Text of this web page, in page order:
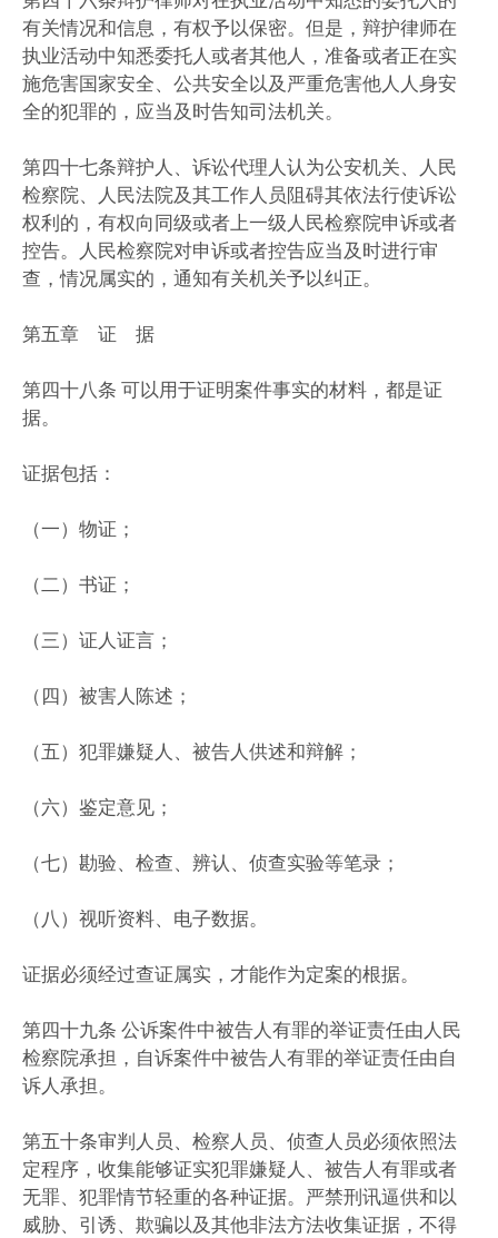
有关情况和信息，有权予以保密。但是，辩护律师在
执业活动中知悉委托人或者其他人，准备或者正在实
施危害国家安全、公共安全以及严重危害他人人身安
全的犯罪的，应当及时告知司法机关。
第四十七条辩护人、诉讼代理人认为公安机关、人民
检察院、人民法院及其工作人员阻碍其依法行使诉讼
权利的，有权向同级或者上一级人民检察院申诉或者
控告。人民检察院对申诉或者控告应当及时进行审
查，情况属实的，通知有关机关予以纠正。
第五章 证 据
第四十八条 可以用于证明案件事实的材料，都是证
据。
证据包括：
（一）物证；
（二）书证；
（三）证人证言；
（四）被害人陈述；
（五）犯罪嫌疑人、被告人供述和辩解；
（六）鉴定意见；
（七）勘验、检查、辨认、侦查实验等笔录；
（八）视听资料、电子数据。
证据必须经过查证属实，才能作为定案的根据。
第四十九条 公诉案件中被告人有罪的举证责任由人民
检察院承担，自诉案件中被告人有罪的举证责任由自
诉人承担。
第五十条审判人员、检察人员、侦查人员必须依照法
定程序，收集能够证实犯罪嫌疑人、被告人有罪或者
无罪、犯罪情节轻重的各种证据。严禁刑讯逼供和以
威胁、引诱、欺骗以及其他非法方法收集证据，不得